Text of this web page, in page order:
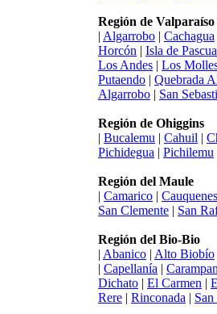
Región de Valparaíso
| Algarrobo | Cachagua
Horcón | Isla de Pascua
Los Andes | Los
Putaendo | Quebrada
Algarrobo | San
Región de Ohiggins
| Bucalemu | Cahuil |
Pichidegua | Pichilemu
Región del Maule
| Camarico | Cauquenes
San Clemente | San
Región del Bio-Bio
| Abanico | Alto Biobío
| Capellanía |
Dichato | El Carmen |
Rere | Rinconada |